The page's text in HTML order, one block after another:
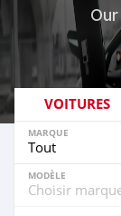
VOITURES
MARQUE
MODÈLE